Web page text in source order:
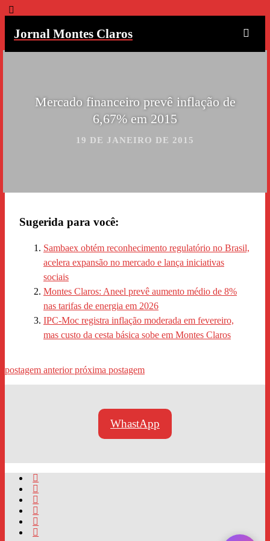
Jornal Montes Claros
Mercado financeiro prevê inflação de
6,67% em 2015
19 DE JANEIRO DE 2015
Sugerida para você:
Sambaex obtém reconhecimento regulatório no Brasil,
acelera expansão no mercado e lança iniciativas
sociais
Montes Claros: Aneel prevê aumento médio de 8%
nas tarifas de energia em 2026
IPC-Moc registra inflação moderada em fevereiro,
mas custo da cesta básica sobe em Montes Claros
postagem anteriorpróxima postagem
WhastApp